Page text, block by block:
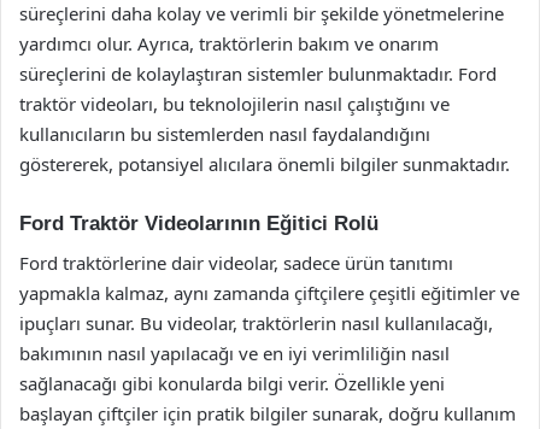
süreçlerini daha kolay ve verimli bir şekilde yönetmelerine
yardımcı olur. Ayrıca, traktörlerin bakım ve onarım
süreçlerini de kolaylaştıran sistemler bulunmaktadır. Ford
traktör videoları, bu teknolojilerin nasıl çalıştığını ve
kullanıcıların bu sistemlerden nasıl faydalandığını
göstererek, potansiyel alıcılara önemli bilgiler sunmaktadır.
Ford Traktör Videolarının Eğitici Rolü
Ford traktörlerine dair videolar, sadece ürün tanıtımı
yapmakla kalmaz, aynı zamanda çiftçilere çeşitli eğitimler ve
ipuçları sunar. Bu videolar, traktörlerin nasıl kullanılacağı,
bakımının nasıl yapılacağı ve en iyi verimliliğin nasıl
sağlanacağı gibi konularda bilgi verir. Özellikle yeni
başlayan çiftçiler için pratik bilgiler sunarak, doğru kullanım